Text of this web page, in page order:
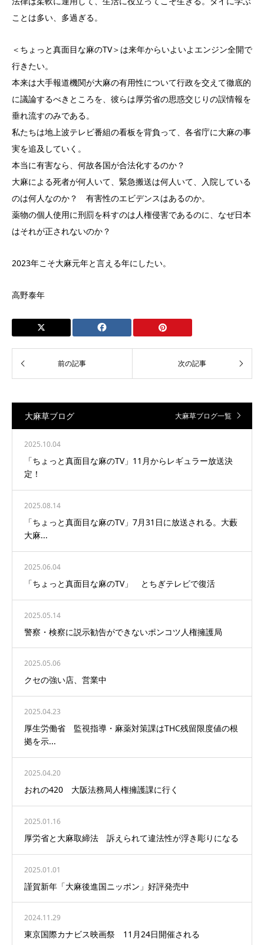
ことは多い、多過ぎる。
＜ちょっと真面目な麻のTV＞は来年からいよいよエンジン全開で
行きたい。
本来は大手報道機関が大麻の有用性について行政を交えて徹底的
に議論するべきところを、彼らは厚労省の思惑交じりの誤情報を
垂れ流すのみである。
私たちは地上波テレビ番組の看板を背負って、各省庁に大麻の事
実を追及していく。
本当に有害なら、何故各国が合法化するのか？
大麻による死者が何人いて、緊急搬送は何人いて、入院している
のは何人なのか？ 有害性のエビデンスはあるのか。
薬物の個人使用に刑罰を科すのは人権侵害であるのに、なぜ日本
はそれが正されないのか？
2023年こそ大麻元年と言える年にしたい。
高野泰年
大麻草ブログ 大麻草ブログ一覧
2025.10.04
「ちょっと真面目な麻のTV」11月からレギュラー放送決
定！
2025.08.14
「ちょっと真面目な麻のTV」7月31日に放送される。大藪
大麻...
2025.06.04
「ちょっと真面目な麻のTV」 とちぎテレビで復活
2025.05.14
警察・検察に説示勧告ができないポンコツ人権擁護局
2025.05.06
クセの強い店、営業中
2025.04.23
厚生労働省 監視指導・麻薬対策課はTHC残留限度値の根
拠を示...
2025.04.20
おれの420 大阪法務局人権擁護課に行く
2025.01.16
厚労省と大麻取締法 訴えられて違法性が浮き彫りになる
2025.01.01
謹賀新年「大麻後進国ニッポン」好評発売中
2024.11.29
東京国際カナビス映画祭 11月24日開催される